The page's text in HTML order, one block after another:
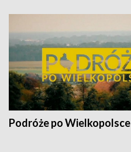
Podróże po Wielkopolsce